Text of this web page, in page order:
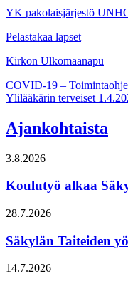
YK pakolaisjärjestö
Pelastakaa lapset
Kirkon Ulkomaanapu
Artikkelien
selaus
COVID-19 –
Ylilääkärin terveiset
Ajankohtaista
3.8.2026
Koulutyö alkaa
28.7.2026
Säkylän Taiteiden
14.7.2026